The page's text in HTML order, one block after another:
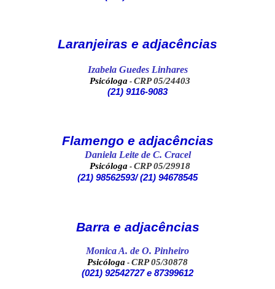
Laranjeiras e adjacências
Izabela Guedes Linhares
Psicóloga - CRP 05/24403
(21) 9116-9083
Flamengo e adjacências
Daniela Leite de C. Cracel
Psicóloga - CRP 05/29918
(21) 98562593/ (21) 94678545
Barra e adjacências
Monica A. de O. Pinheiro
Psicóloga - CRP 05/30878
(021) 92542727 e 87399612